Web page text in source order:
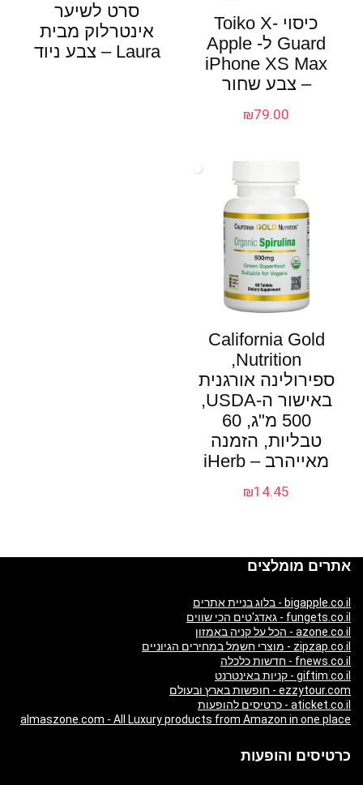
כיסוי Toiko X-
Guard ל- Apple
iPhone XS Max
– צבע שחור
₪79.00
סרט לשיער
אינטרלוק מבית
Laura – צבע ניוד
California Gold
Nutrition‏,
ספירולינה אורגנית
באישור ה-USDA‏,
500 מ"ג, 60
טבליות, הזמנה
מאייהרב – iHerb
₪14.45
אתרים מומלצים
bigapple.co.il - בלוג בניית אתרים
fungets.co.il - גאדג'טים הכי שווים
azone.co.il - הכל על קניה באמזון
zipzap.co.il - מוצרי חשמל במחירים הגיוניים
fnews.co.il - חדשות כלכלה
giftim.co.il - קניות באינטרנט
ezzytour.com - חופשות בארץ ובעולם
aticket.co.il - כרטיסים להופעות
almaszone.com - All Luxury products from Amazon in one place
כרטיסים והופעות